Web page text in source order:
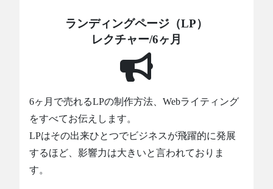
ランディングページ（LP）
レクチャー/6ヶ月
6ヶ月で売れるLPの制作方法、Webライティング
をすべてお伝えします。
LPはその出来ひとつでビジネスが飛躍的に発展
するほど、影響力は大きいと言われておりま
す。